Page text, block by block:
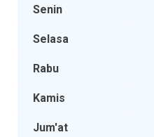
Senin
Selasa
Rabu
Kamis
Jum'at